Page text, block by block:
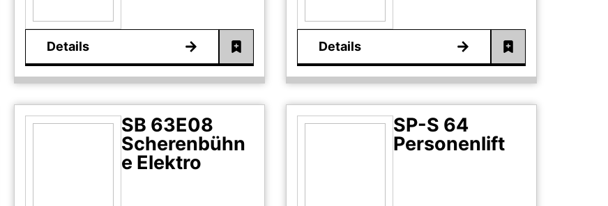
Details Details
SB 63E08
Scherenbühn
e Elektro
SP-S 64
Personenlift